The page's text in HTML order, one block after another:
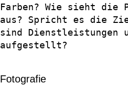
Farben? Wie sieht die
aus? Spricht es die
sind Dienstleistungen
aufgestellt?
Fotografie